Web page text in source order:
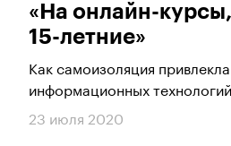
«На онлайн-
15-летние»
Как самоизоляция
информационных
23 июля 2020